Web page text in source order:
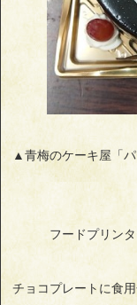
▲青梅のケーキ屋「
フードプリン
チョコプレートに食